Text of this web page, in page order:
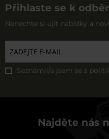
Přihlaste se k
Nenechte si ujít nabídky a
Seznámil/a jsem se s
Najděte nás